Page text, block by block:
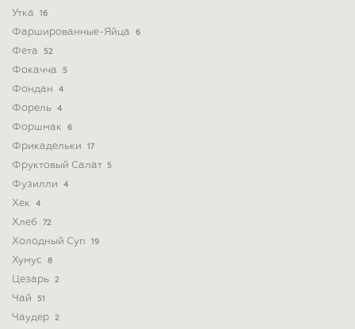
Утка 16
Фаршированные-Яйца 6
Фета 52
Фокачча 5
Фондан 4
Форель 4
Форшмак 6
Фрикадельки 17
Фруктовый Салат 5
Фузилли 4
Хек 4
Хлеб 72
Холодный Суп 19
Хумус 8
Цезарь 2
Чай 51
Чаудер 2